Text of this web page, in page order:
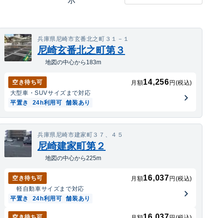
兵庫県尼崎市玄番北之町３１－１
尼崎玄番北之町第３
地図の中心から183m
空き待ち可 月額14,256 円(税込)
大型車・SUVサイズまで対応
平置き
24h利用可 舗装あり
兵庫県尼崎市建家町３７、４５
尼崎建家町第２
地図の中心から225m
空き待ち可 月額16,037 円(税込)
軽自動車サイズまで対応
平置き
24h利用可 舗装あり